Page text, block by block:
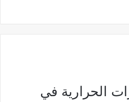
الحرارية في